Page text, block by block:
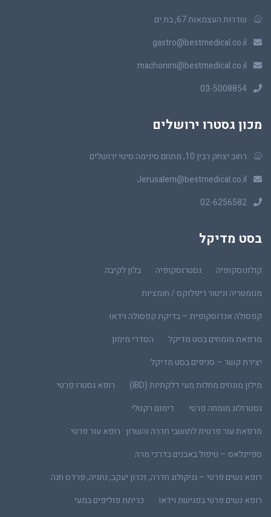
שדרות העצמאות 67, בת ים
gastro@bestmedical.co.il
machonim@bestmedical.co.il
03-5008854
מכון גסטרו ירושלים
רחוב יצחק רבין 10, מתחם סינימה סיטי ירושלים
Jerusalem@bestmedical.co.il
02-6256582
בסט מדיקל
קולונוסקופיה גסטרוסקופיה
בלון לקיבה
מנומטריה וניטור ריפלוקס / חומציות
קפסולה אנדוסקופית – בדיקת קפסולה וידאו
מרפאת מומחים בסט מדיקל
הסדרי מימון
יצירת קשר – סניפים בסט מדיקל
מילון מונחים מחלות מעי דלקתיות (IBD)
רופא גסטרו פרטי
גסטרולוג מומחה פרטי
דימום רקטלי
מרפאת עור פרטית לתושבי חדרה והשרון · רופא עור פרטי
ספייגלאס – טיפול באבנים בדרכי מרה
רופא נשים פרטי – גניקולוג חדרה, זכרון יעקב, נתניה, פרדס חנה
רופא נשים פרטי בפגישת וידאו
כריתת פוליפים במעי